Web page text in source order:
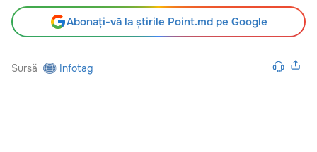
Abonați-vă la știrile Point.md pe Google
Sursă Infotag